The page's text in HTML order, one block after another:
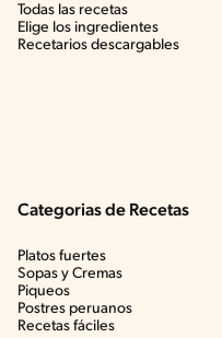
Todas las recetas
Elige los ingredientes
Recetarios descargables
Categorias de Recetas
Platos fuertes
Sopas y Cremas
Piqueos
Postres peruanos
Recetas fáciles